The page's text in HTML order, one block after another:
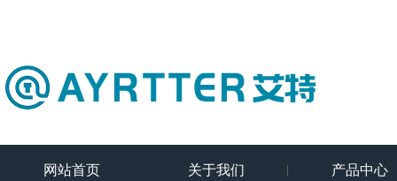
网站首页 关于我们 产品中心